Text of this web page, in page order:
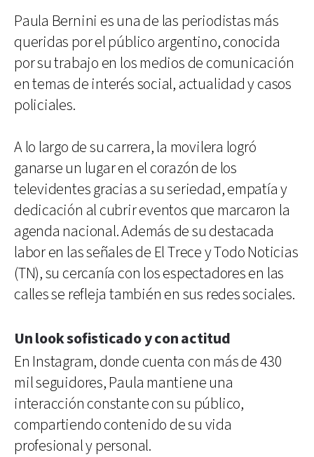
Paula Bernini es una de las periodistas más
queridas por el público argentino, conocida
por su trabajo en los medios de comunicación
en temas de interés social, actualidad y casos
policiales.
A lo largo de su carrera, la movilera logró
ganarse un lugar en el corazón de los
televidentes gracias a su seriedad, empatía y
dedicación al cubrir eventos que marcaron la
agenda nacional. Además de su destacada
labor en las señales de El Trece y Todo Noticias
(TN), su cercanía con los espectadores en las
calles se refleja también en sus redes sociales.
Un look sofisticado y con actitud
En Instagram, donde cuenta con más de 430
mil seguidores, Paula mantiene una
interacción constante con su público,
compartiendo contenido de su vida
profesional y personal.